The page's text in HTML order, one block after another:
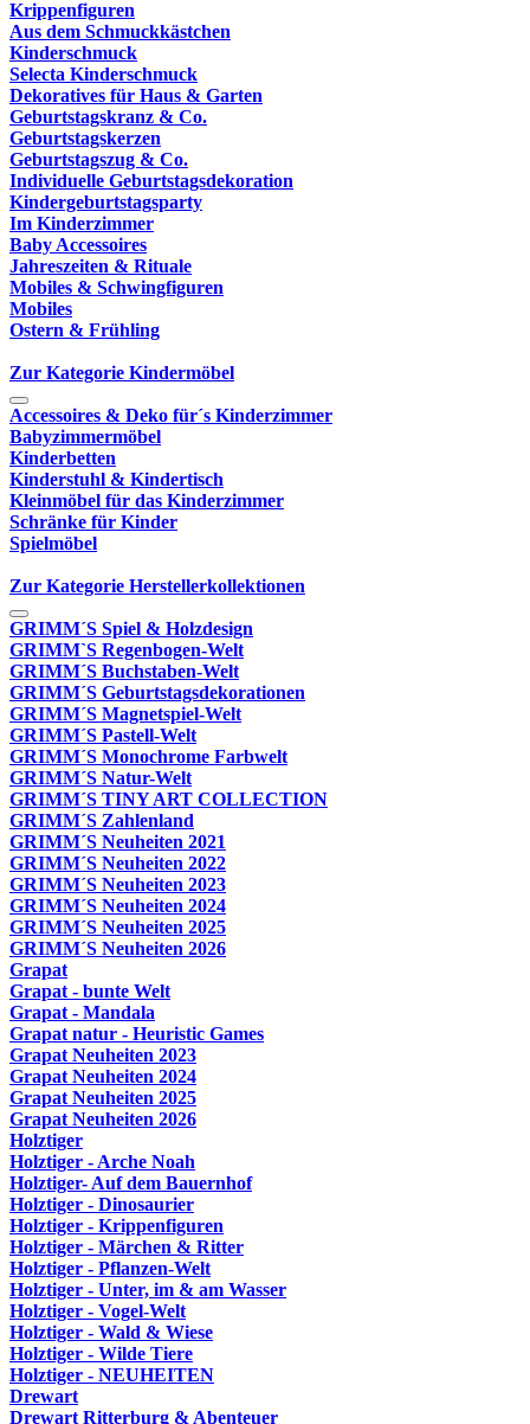
Krippenfiguren
Aus dem Schmuckkästchen
Kinderschmuck
Selecta Kinderschmuck
Dekoratives für Haus & Garten
Geburtstagskranz & Co.
Geburtstagskerzen
Geburtstagszug & Co.
Individuelle Geburtstagsdekoration
Kindergeburtstagsparty
Im Kinderzimmer
Baby Accessoires
Jahreszeiten & Rituale
Mobiles & Schwingfiguren
Mobiles
Ostern & Frühling
Zur Kategorie Kindermöbel
Accessoires & Deko für´s Kinderzimmer
Babyzimmermöbel
Kinderbetten
Kinderstuhl & Kindertisch
Kleinmöbel für das Kinderzimmer
Schränke für Kinder
Spielmöbel
Zur Kategorie Herstellerkollektionen
GRIMM´S Spiel & Holzdesign
GRIMM`S Regenbogen-Welt
GRIMM´S Buchstaben-Welt
GRIMM´S Geburtstagsdekorationen
GRIMM´S Magnetspiel-Welt
GRIMM´S Pastell-Welt
GRIMM´S Monochrome Farbwelt
GRIMM´S Natur-Welt
GRIMM´S TINY ART COLLECTION
GRIMM´S Zahlenland
GRIMM´S Neuheiten 2021
GRIMM´S Neuheiten 2022
GRIMM´S Neuheiten 2023
GRIMM´S Neuheiten 2024
GRIMM´S Neuheiten 2025
GRIMM´S Neuheiten 2026
Grapat
Grapat - bunte Welt
Grapat - Mandala
Grapat natur - Heuristic Games
Grapat Neuheiten 2023
Grapat Neuheiten 2024
Grapat Neuheiten 2025
Grapat Neuheiten 2026
Holztiger
Holztiger - Arche Noah
Holztiger- Auf dem Bauernhof
Holztiger - Dinosaurier
Holztiger - Krippenfiguren
Holztiger - Märchen & Ritter
Holztiger - Pflanzen-Welt
Holztiger - Unter, im & am Wasser
Holztiger - Vogel-Welt
Holztiger - Wald & Wiese
Holztiger - Wilde Tiere
Holztiger - NEUHEITEN
Drewart
Drewart Ritterburg & Abenteuer